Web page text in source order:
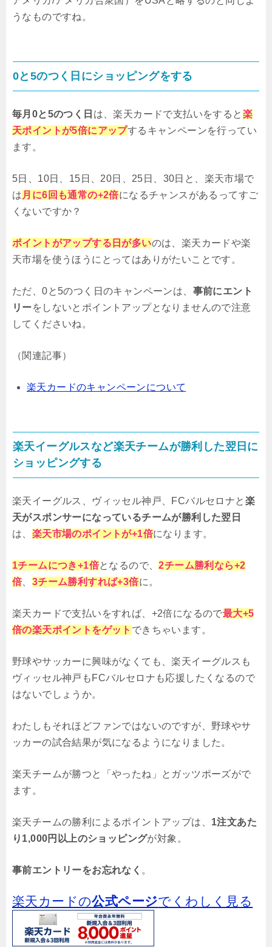
うなものですね。
0と5のつく日にショッピングをする
毎月0と5のつく日 は、楽天カードで支払いをすると 楽
天ポイントが5倍にアップするキャンペーンを行ってい
ます。
5日、10日、15日、20日、25日、30日と、楽天市場で
は 月に6回も通常の+2倍になるチャンスがあるってすご
くないですか？
ポイントがアップする日が多いのは、楽天カードや楽
天市場を使うほうにとってはありがたいことです。
ただ、0と5のつく日のキャンペーンは、 事前にエント
リーをしないとポイントアップとなりませんので注意
してくださいね。
（関連記事）
楽天カードのキャンペーンについて
楽天イーグルスなど楽天チームが勝利した翌日に
ショッピングする
楽天イーグルス、ヴィッセル神戸、FCバルセロナと 楽
天がスポンサーになっているチームが勝利した翌日
は、 楽天市場のポイントが+1倍になります。
1チームにつき+1倍となるので、2チーム勝利なら+2
倍、 3チーム勝利すれば+3倍に。
楽天カードで支払いをすれば、+2倍になるので最大+5
倍の楽天ポイントをゲット できちゃいます。
野球やサッカーに興味がなくても、楽天イーグルスも
ヴィッセル神戸もFCバルセロナも応援したくなるので
はないでしょうか。
わたしもそれほどファンではないのですが、野球やサ
ッカーの試合結果が気になるようになりました。
楽天チームが勝つと「やったね」とガッツポーズがで
ます。
楽天チームの勝利によるポイントアップは、 1注文あた
り1,000円以上のショッピングが対象。
事前エントリーをお忘れなく 。
楽天カードの公式ページでくわしく見る